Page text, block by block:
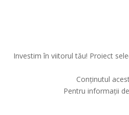
Investim în viitorul tău! Proiect
Conținutul
Pentru informații